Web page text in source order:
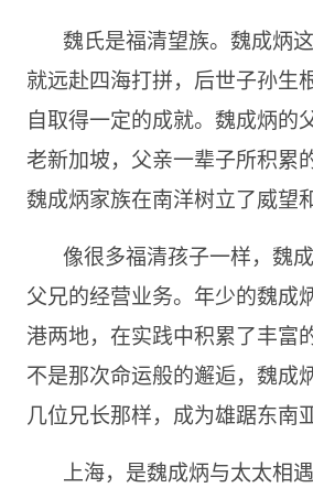
魏氏是福清望族。魏成炳
就远赴四海打拼，后世子孙生
自取得一定的成就。魏成炳的
老新加坡，父亲一辈子所积累
魏成炳家族在南洋树立了威望
像很多福清孩子一样，魏
父兄的经营业务。年少的魏成
港两地，在实践中积累了丰富
不是那次命运般的邂逅，魏成
几位兄长那样，成为雄踞东南
上海，是魏成炳与太太相